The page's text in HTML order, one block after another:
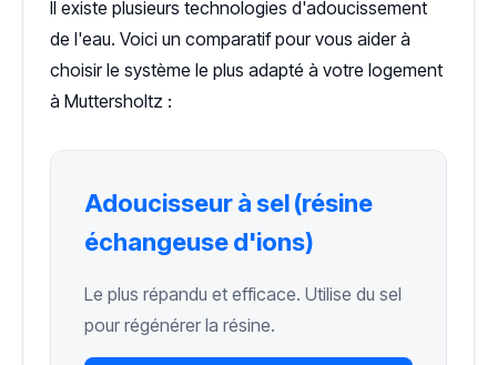
Il existe plusieurs technologies d'adoucissement
de l'eau. Voici un comparatif pour vous aider à
choisir le système le plus adapté à votre logement
à Muttersholtz :
Adoucisseur à sel (résine
échangeuse d'ions)
Le plus répandu et efficace. Utilise du sel
pour régénérer la résine.